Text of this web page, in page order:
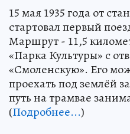
15 мая 1935 года от
стартовал первый
Маршрут - 11,5
«Парка Культуры» с
«Смоленскую». Его
проехать под землёй
путь на трамвае
(Подробнее...)